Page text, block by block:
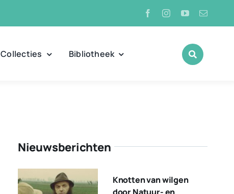
Collecties Bibliotheek
Nieuwsberichten
Knotten van wilgen